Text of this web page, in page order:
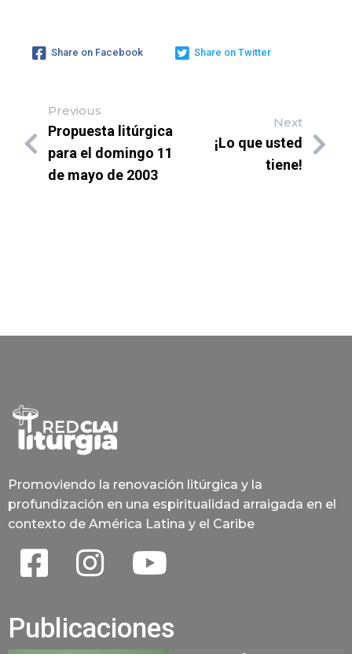
Share on Facebook Share on Twitter
Previous
Propuesta litúrgica
para el domingo 11
de mayo de 2003
Next
¡Lo que usted
tiene!
Promoviendo la renovación litúrgica y la
profundización en una espiritualidad arraigada en el
contexto de América Latina y el Caribe
Publicaciones